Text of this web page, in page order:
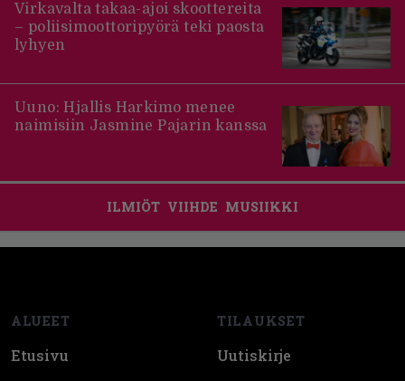
Virkavalta takaa-ajoi skoottereita
– poliisimoottoripyörä teki paosta
lyhyen
Uuno: Hjallis Harkimo menee
naimisiin Jasmine Pajarin kanssa
ILMIÖT VIIHDE MUSIIKKI
ALUEET
Etusivu
TILAUKSET
Uutiskirje